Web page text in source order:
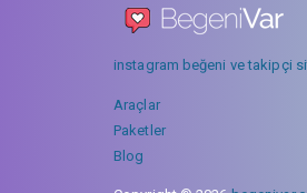
instagram beğeni ve takipçi
Araçlar
Paketler
Blog